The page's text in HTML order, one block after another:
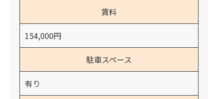
賃料
154,000円
駐車スペース
有り